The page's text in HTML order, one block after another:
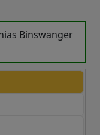
Binswanger